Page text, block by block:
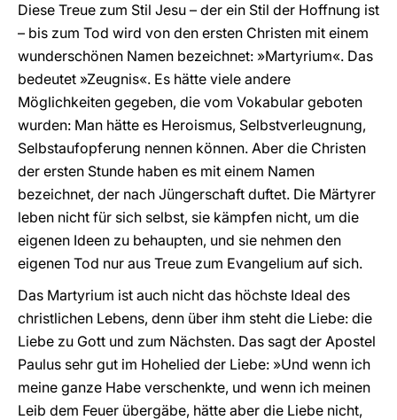
Diese Treue zum Stil Jesu – der ein Stil der Hoffnung ist
– bis zum Tod wird von den ersten Christen mit einem
wunderschönen Namen bezeichnet: »Martyrium«. Das
bedeutet »Zeugnis«. Es hätte viele andere
Möglichkeiten gegeben, die vom Vokabular geboten
wurden: Man hätte es Heroismus, Selbstverleugnung,
Selbstaufopferung nennen können. Aber die Christen
der ersten Stunde haben es mit einem Namen
bezeichnet, der nach Jüngerschaft duftet. Die Märtyrer
leben nicht für sich selbst, sie kämpfen nicht, um die
eigenen Ideen zu behaupten, und sie nehmen den
eigenen Tod nur aus Treue zum Evangelium auf sich.
Das Martyrium ist auch nicht das höchste Ideal des
christlichen Lebens, denn über ihm steht die Liebe: die
Liebe zu Gott und zum Nächsten. Das sagt der Apostel
Paulus sehr gut im Hohelied der Liebe: »Und wenn ich
meine ganze Habe verschenkte, und wenn ich meinen
Leib dem Feuer übergäbe, hätte aber die Liebe nicht,